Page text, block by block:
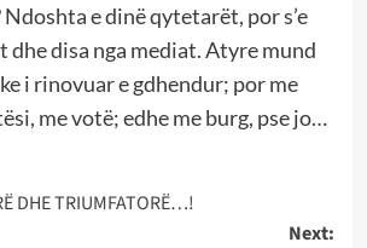
Ndoshta e dinë qytetarët, por s’e
disa nga mediat. Atyre mund
i rinovuar e gdhendur; por me
me votë; edhe me burg, pse jo…
DHE TRIUMFATORË…!
Next: